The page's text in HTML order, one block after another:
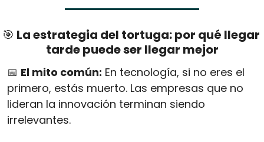
🎯 La estrategia del tortuga: por qué llegar
tarde puede ser llegar mejor
📅 El mito común: En tecnología, si no eres el
primero, estás muerto. Las empresas que no
lideran la innovación terminan siendo
irrelevantes.